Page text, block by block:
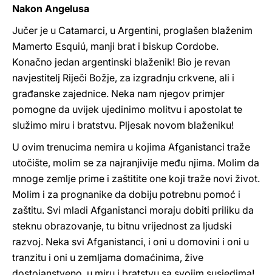
Nakon Angelusa
Jučer je u Catamarci, u Argentini, proglašen blaženim
Mamerto Esquiú, manji brat i biskup Cordobe.
Konačno jedan argentinski blaženik! Bio je revan
navjestitelj Riječi Božje, za izgradnju crkvene, ali i
građanske zajednice. Neka nam njegov primjer
pomogne da uvijek ujedinimo molitvu i apostolat te
služimo miru i bratstvu. Pljesak novom blaženiku!
U ovim trenucima nemira u kojima Afganistanci traže
utočište, molim se za najranjivije među njima. Molim da
mnoge zemlje prime i zaštitite one koji traže novi život.
Molim i za prognanike da dobiju potrebnu pomoć i
zaštitu. Svi mladi Afganistanci moraju dobiti priliku da
steknu obrazovanje, tu bitnu vrijednost za ljudski
razvoj. Neka svi Afganistanci, i oni u domovini i oni u
tranzitu i oni u zemljama domaćinima, žive